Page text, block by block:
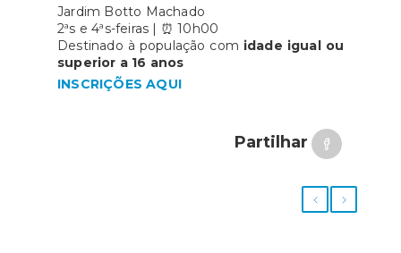
Jardim Botto Machado
2ªs e 4ªs-feiras | ⏰ 10h00
Destinado à população com idade igual ou
superior a 16 anos
INSCRIÇÕES AQUI
Partilhar